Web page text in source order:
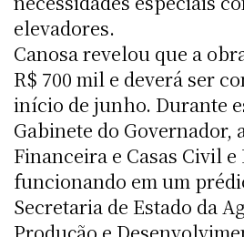
elevadores.
Canosa revelou que a
R$ 700 mil e deverá ser
início de junho. Durante
Gabinete do Governador,
Financeira e Casas Civil
funcionando em um
Secretaria de Estado da
Produção e